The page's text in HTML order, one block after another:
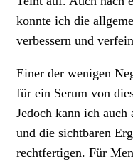
konnte ich die
verbessern und
Einer der wenigen
für ein Serum von
Jedoch kann ich auch
und die sichtbaren
rechtfertigen. Für